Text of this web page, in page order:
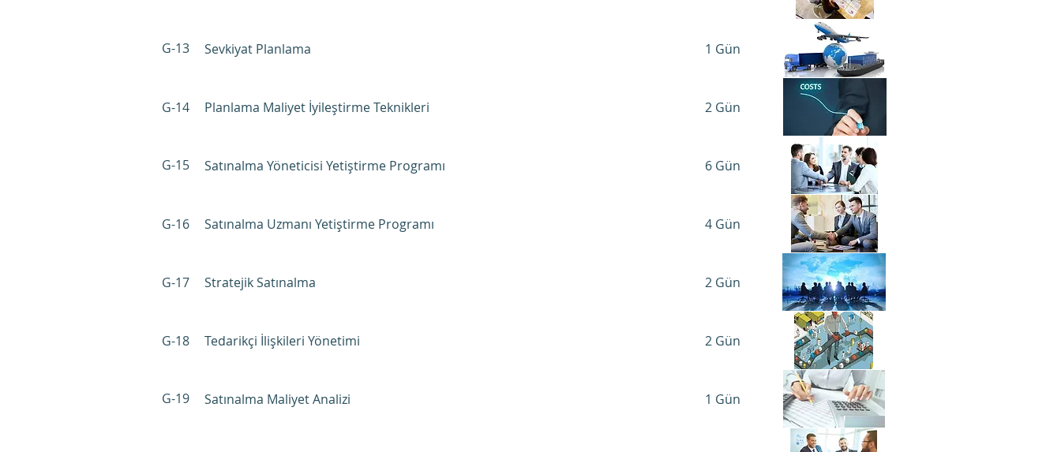
Sevkiyat Planlama 1 Gün​
G-13
Planlama Maliyet İyileştirme Teknikleri
G-14 2 Gün​
Satınalma Yöneticisi Yetiştirme Programı 6 Gün​
G-15
Satınalma Uzmanı Yetiştirme Programı
G-16 4 Gün​
Stratejik Satınalma 2 Gün​
G-17
Tedarikçi İlişkileri Yönetimi
G-18 2 Gün​
Satınalma Maliyet Analizi 1 Gün​
G-19